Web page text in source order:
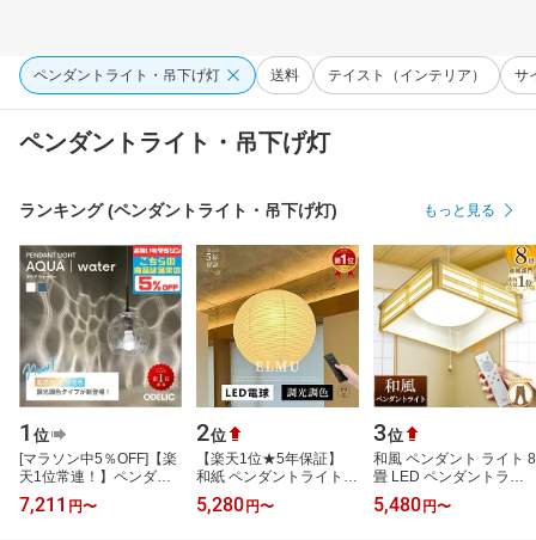
ペンダントライト・吊下げ灯 送料 テイスト（インテリア） サ
ペンダントライト・吊下げ灯
ランキング (ペンダントライト・吊下げ灯) もっと見る
1 位
[マラソン中5％OFF]【楽
天1位常連！】ペンダン
トライト ガラス アクア
AQUA ウォーター Water
7,211 円〜
2位
【楽天1位★5年保証】
和紙 ペンダントライト
調光調色 リモコン付
LED 和紙 照明 和風 照明
5,280 円〜
3位
和風 ペンダント ライト 8
畳 LED ペンダントライ
ト 和室 調光 LEDシーリ
ングライト シーリングラ
5,480 円〜